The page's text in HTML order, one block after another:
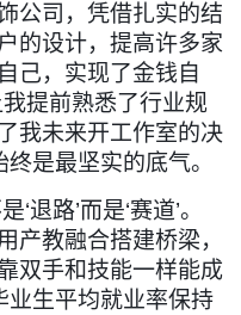
公司 ，凭借扎实的结
的设计， 提高许多家
己， 实现了金钱自
提前熟悉了行业规
我未来开工作室的决
是最坚实的底气。
‘退路’而是‘赛道’。
产教融合搭建桥梁，
双手和技能一样能成
业生平均就业率保持